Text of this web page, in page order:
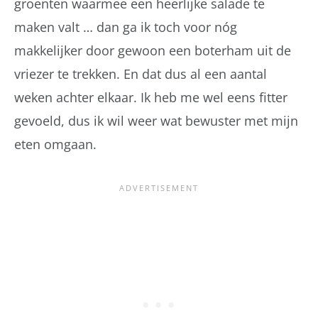
groenten waarmee een heerlijke salade te
maken valt … dan ga ik toch voor nóg
makkelijker door gewoon een boterham uit de
vriezer te trekken. En dat dus al een aantal
weken achter elkaar. Ik heb me wel eens fitter
gevoeld, dus ik wil weer wat bewuster met mijn
eten omgaan.